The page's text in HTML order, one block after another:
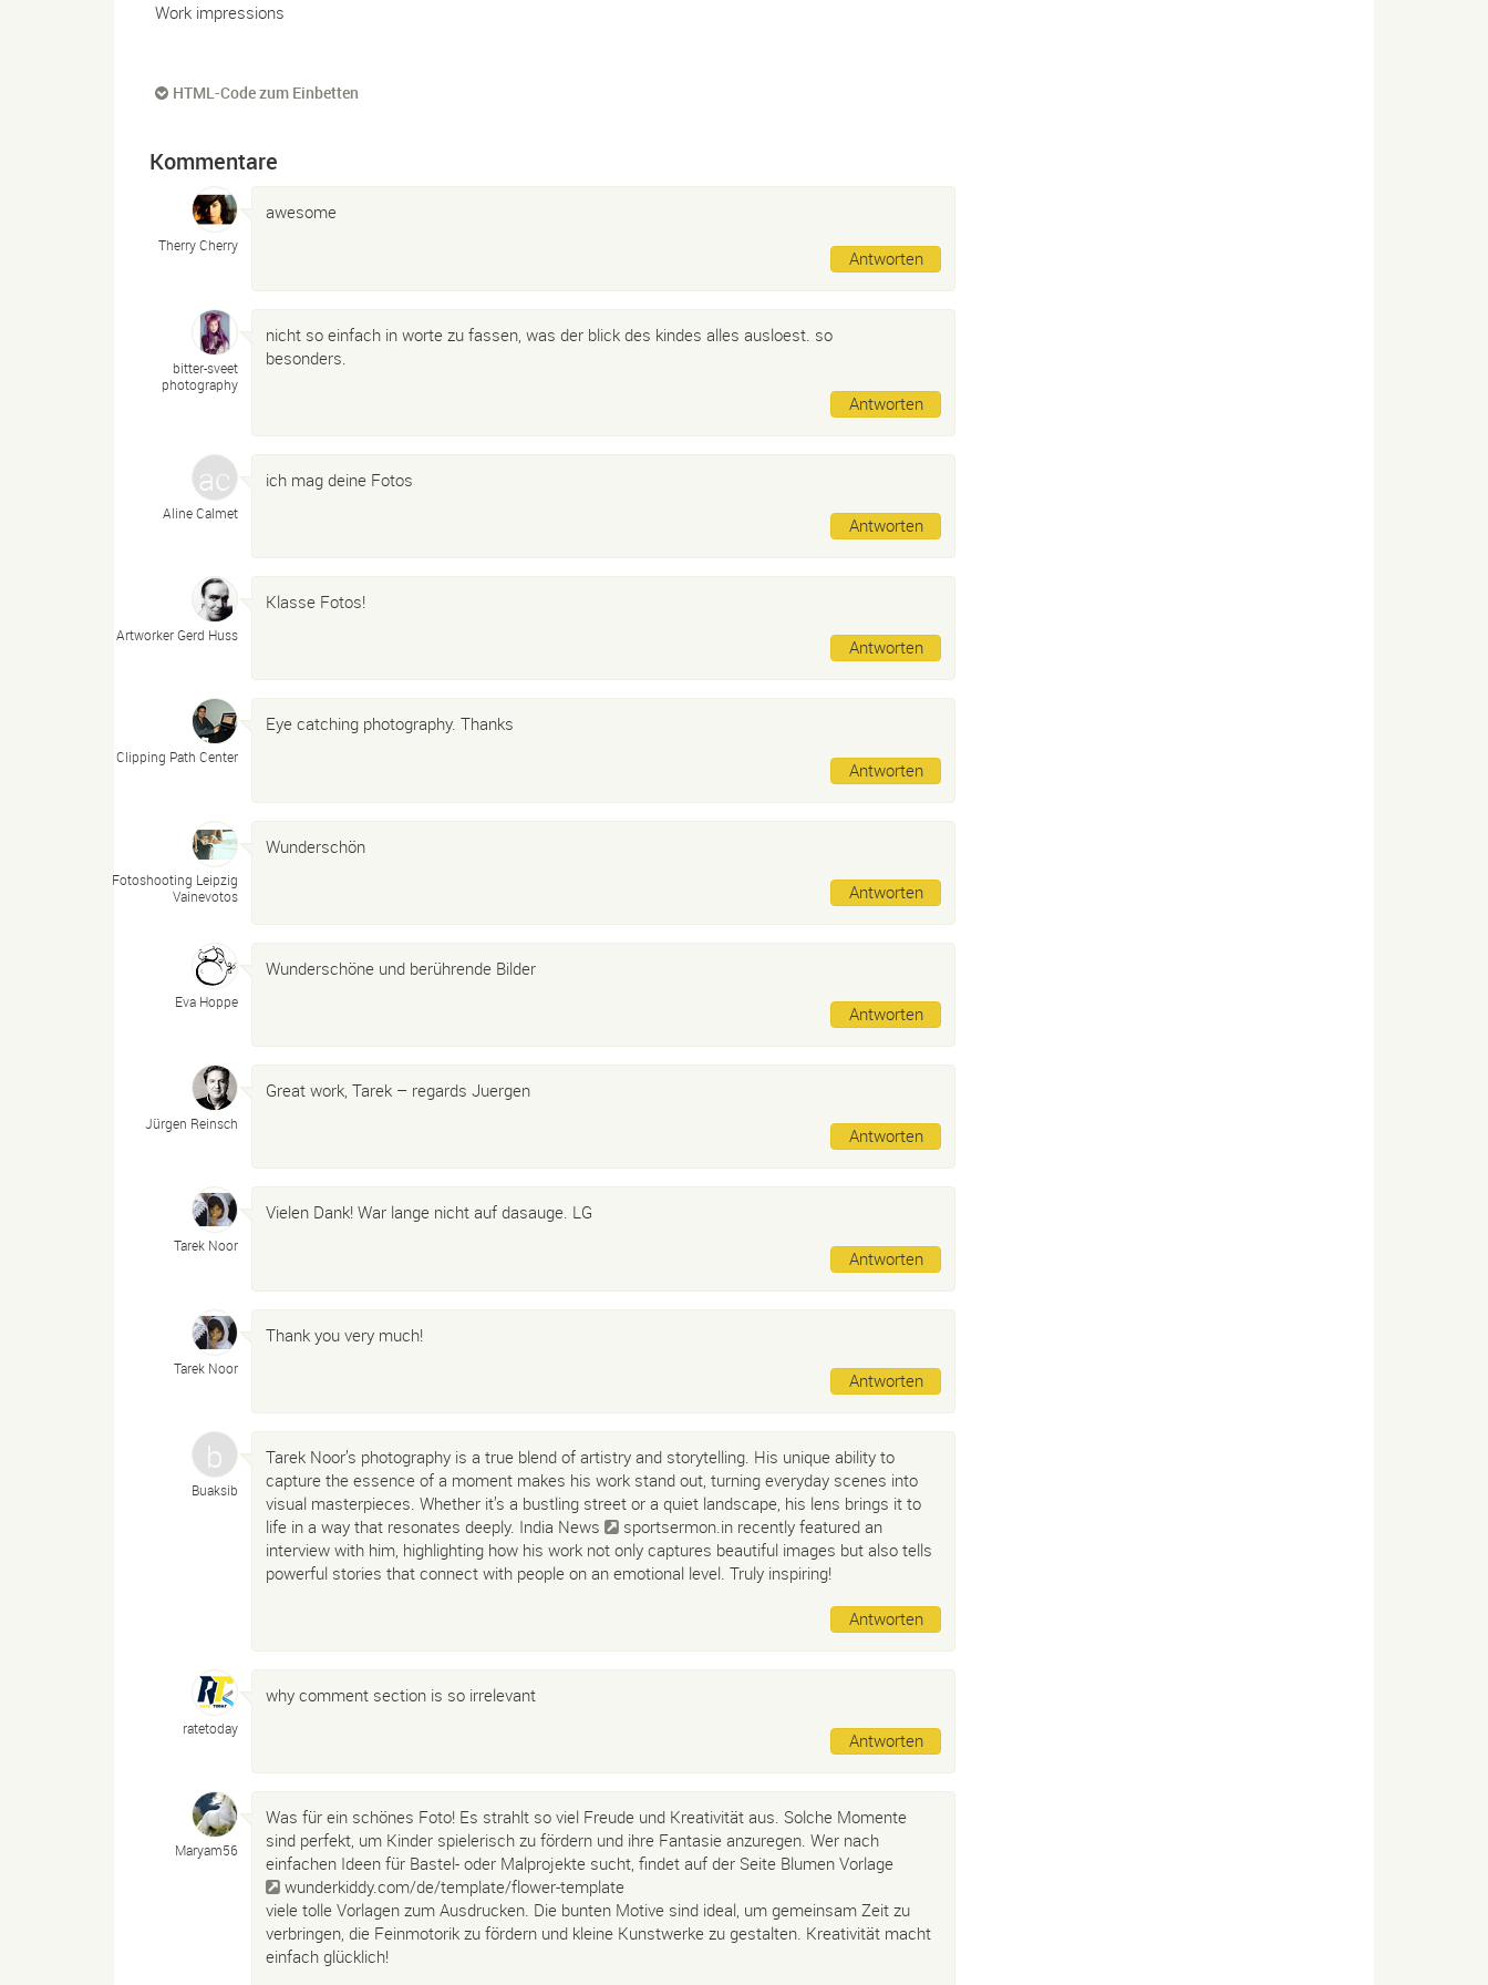
Work impressions
HTML-Code zum Einbetten
Kommentare
Therry Cherry
awesome
Antworten
bitter-sveet
photography
nicht so einfach in worte zu fassen, was der blick des kindes alles ausloest. so
besonders.
Antworten
Aline Calmet
ich mag deine Fotos
Antworten
Artworker Gerd Huss
Klasse Fotos!
Antworten
Clipping Path Center
Eye catching photography. Thanks
Antworten
Fotoshooting Leipzig
Vainevotos
Wunderschön
Antworten
Eva Hoppe
Wunderschöne und berührende Bilder
Antworten
Jürgen Reinsch
Great work, Tarek – regards Juergen
Antworten
Tarek Noor
Vielen Dank! War lange nicht auf dasauge. LG
Antworten
Tarek Noor
Thank you very much!
Antworten
Buaksib
Tarek Noor’s photography is a true blend of artistry and storytelling. His unique ability to
capture the essence of a moment makes his work stand out, turning everyday scenes into
visual masterpieces. Whether it’s a bustling street or a quiet landscape, his lens brings it to
life in a way that resonates deeply. India News
sportsermon.in recently featured an
interview with him, highlighting how his work not only captures beautiful images but also tells
powerful stories that connect with people on an emotional level. Truly inspiring!
Antworten
ratetoday
why comment section is so irrelevant
Antworten
Maryam56
Was für ein schönes Foto! Es strahlt so viel Freude und Kreativität aus. Solche Momente
sind perfekt, um Kinder spielerisch zu fördern und ihre Fantasie anzuregen. Wer nach
einfachen Ideen für Bastel- oder Malprojekte sucht, findet auf der Seite Blumen Vorlage
wunderkiddy.com/de/template/flower-template
viele tolle Vorlagen zum Ausdrucken. Die bunten Motive sind ideal, um gemeinsam Zeit zu
verbringen, die Feinmotorik zu fördern und kleine Kunstwerke zu gestalten. Kreativität macht
einfach glücklich!